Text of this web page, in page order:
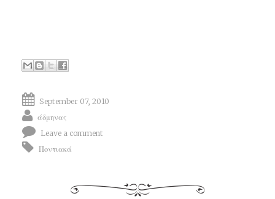
September 07, 2010
άδμηνας
Leave a comment
Ποντιακά